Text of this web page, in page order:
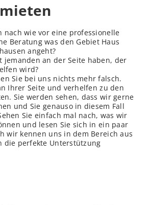
nach wie vor eine professionelle
Beratung was den Gebiet Haus
angeht?
jemanden an der Seite haben, der
wird?
Sie bei uns nichts mehr falsch.
Ihrer Seite und verhelfen zu den
Sie werden sehen, dass wir gerne
und Sie genauso in diesem Fall
Sie einfach mal nach, was wir
und lesen Sie sich in ein paar
wir kennen uns in dem Bereich aus
die perfekte Unterstützung